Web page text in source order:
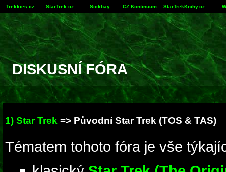
Trekkies.cz StarTrek.cz Sickbay CZ Kontinuum StarTrekKnihy.cz
DISKUSNÍ FÓRA
1) Star Trek => Původní Star Trek (TOS & TAS)
Tématem tohoto fóra je vše